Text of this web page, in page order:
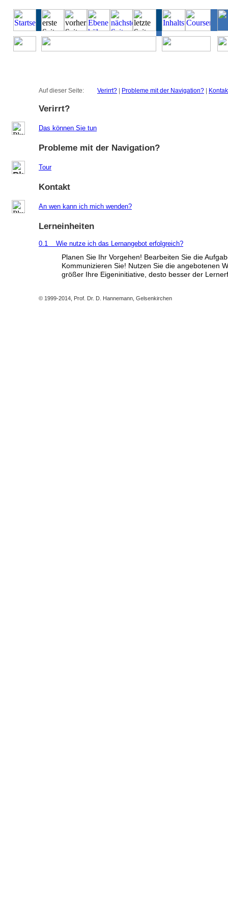
Auf dieser Seite: Verirrt? Probleme mit der Navigation?
Verirrt?
Das können Sie tun
Probleme mit der Navigation?
Tour
Kontakt
An wen kann ich mich wenden?
Lerneinheiten
0.1 Wie nutze ich das Lernangebot erfolgreich?
Planen Sie Ihr Vorgehen! Bearbeiten Sie die
Kommunizieren Sie! Nutzen Sie die angebotenen
größer Ihre Eigeninitiative, desto besser der
© 1999-2014, Prof. Dr. D. Hannemann, Gelsenkirchen